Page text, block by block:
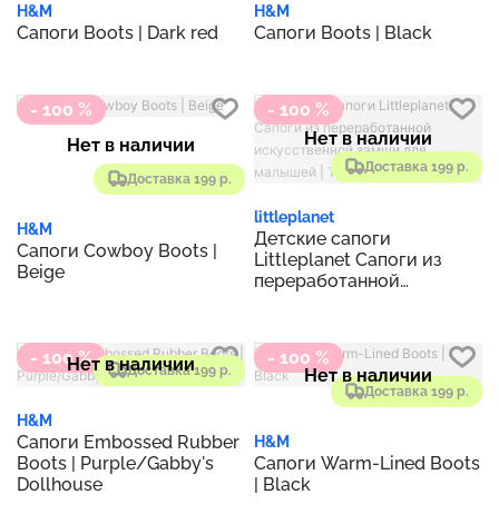
H&M
Сапоги Boots | Dark red
H&M
Сапоги Boots | Black
- 100 %
Доставка 199 р.
Нет в наличии
H&M
Сапоги Cowboy Boots |
Beige
- 100 %
Доставка 199 р.
Нет в наличии
littleplanet
Детские сапоги
Littleplanet Сапоги из
переработанной
- 100 %
Доставка 199 р.
Нет в наличии
H&M
Сапоги Embossed Rubber
Boots | Purple/Gabby's
Dollhouse
- 100 %
Доставка 199 р.
Нет в наличии
H&M
Сапоги Warm-Lined Boots
| Black